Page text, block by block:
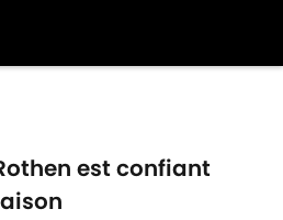
est confiant